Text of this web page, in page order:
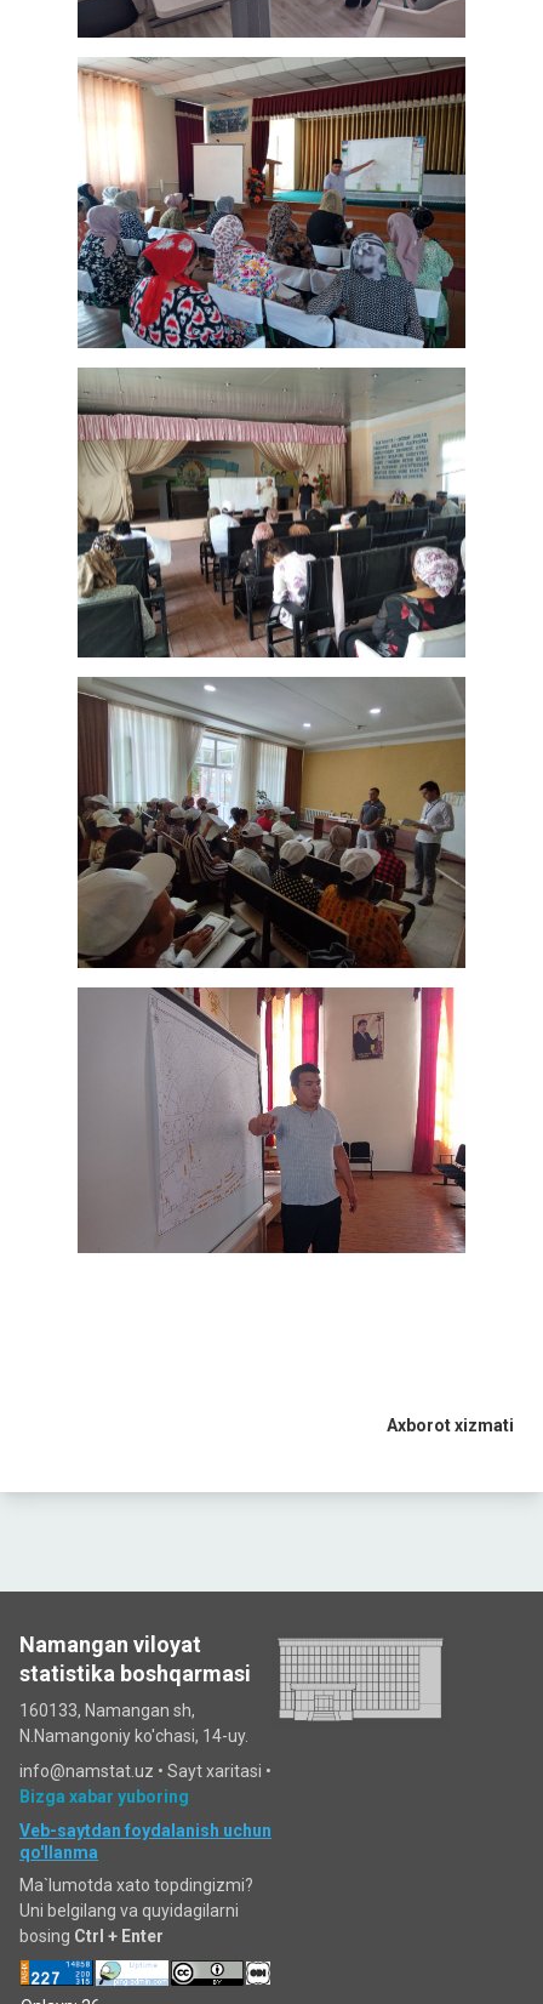
Axborot xizmati
Namangan viloyat
statistika boshqarmasi
160133, Namangan sh,
N.Namangoniy ko'chasi, 14-uy.
info@namstat.uz • Sayt xaritasi •
Bizga xabar yuboring
Veb-saytdan foydalanish uchun
qo'llanma
Ma`lumotda xato topdingizmi?
Uni belgilang va quyidagilarni
bosing Ctrl + Enter